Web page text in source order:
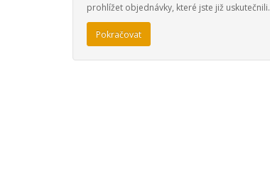
prohlížet objednávky, které jste již uskutečnili.
Pokračovat